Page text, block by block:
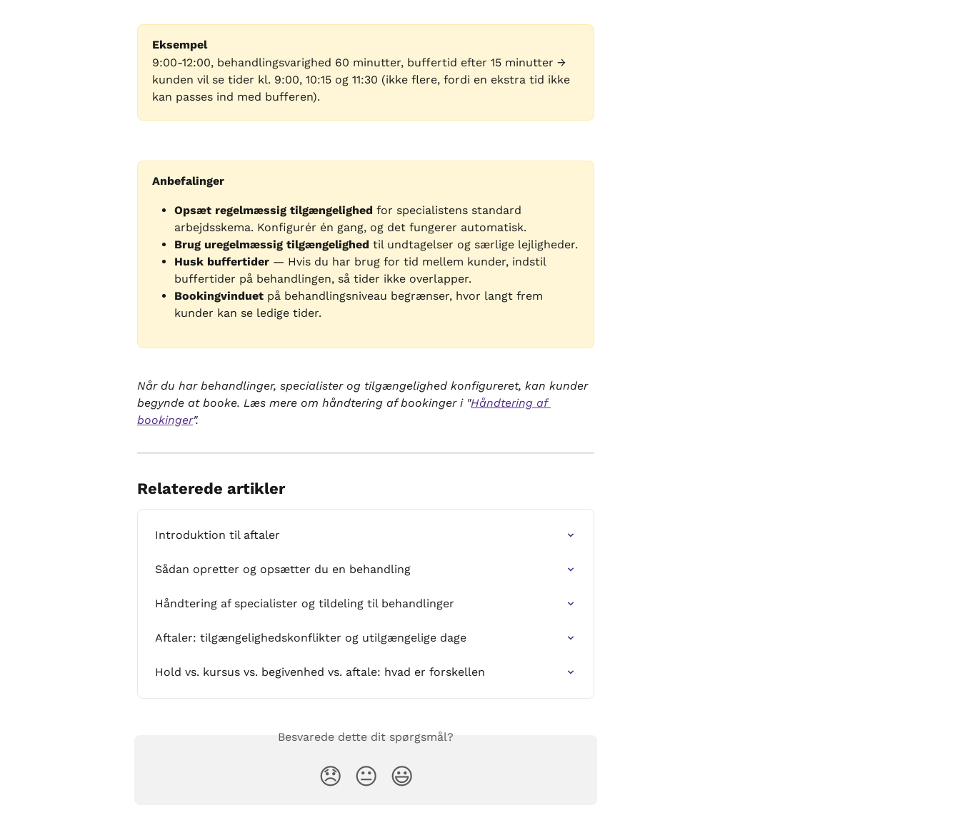
Eksempel
9:00-12:00, behandlingsvarighed 60 minutter, buffertid efter 15 minutter →
kunden vil se tider kl. 9:00, 10:15 og 11:30 (ikke flere, fordi en ekstra tid ikke
kan passes ind med bufferen).
Anbefalinger
Opsæt regelmæssig tilgængelighed for specialistens standard
arbejdsskema. Konfigurér én gang, og det fungerer automatisk.
Brug uregelmæssig tilgængelighed til undtagelser og særlige lejligheder.
Husk buffertider — Hvis du har brug for tid mellem kunder, indstil
buffertider på behandlingen, så tider ikke overlapper.
Bookingvinduet på behandlingsniveau begrænser, hvor langt frem
kunder kan se ledige tider.
Når du har behandlinger, specialister og tilgængelighed konfigureret, kan kunder
begynde at booke. Læs mere om håndtering af bookinger i "Håndtering af
bookinger".
Relaterede artikler
Introduktion til aftaler
Sådan opretter og opsætter du en behandling
Håndtering af specialister og tildeling til behandlinger
Aftaler: tilgængelighedskonflikter og utilgængelige dage
Hold vs. kursus vs. begivenhed vs. aftale: hvad er forskellen
Besvarede dette dit spørgsmål?
😞 😐 😃